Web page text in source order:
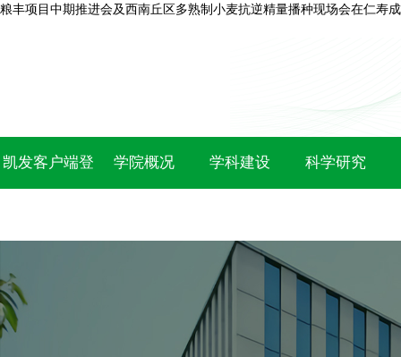
粮丰项目中期推进会及西南丘区多熟制小麦抗逆精量播种现场会在仁寿
凯发客户端登 学院概况 学科建设 科学研究